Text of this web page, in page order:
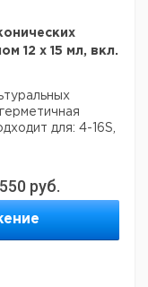
12 x 15 мл, вкл.
для: 4-16S,
руб.